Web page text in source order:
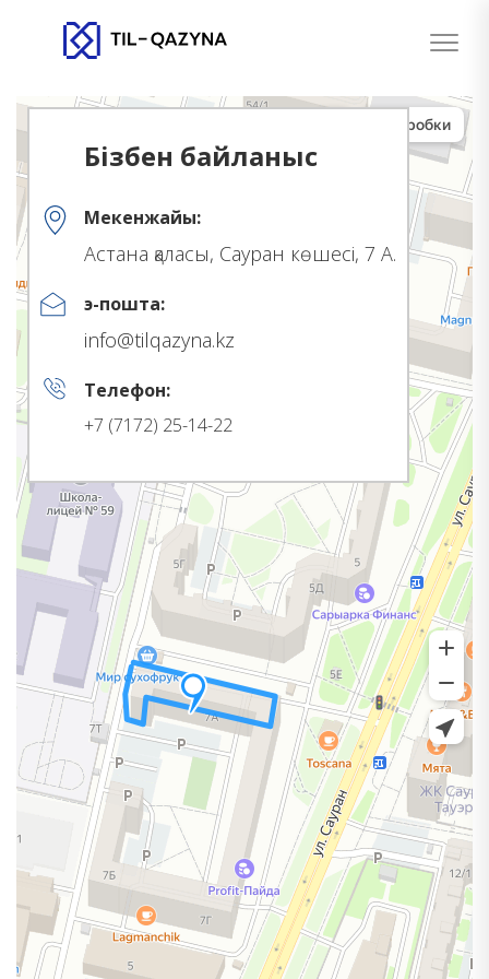
Бізбен байланыс
Мекенжайы:
Астана қаласы, Сауран көшесі, 7 А.
э-пошта:
info@tilqazyna.kz
Телефон:
+7 (7172) 25-14-22